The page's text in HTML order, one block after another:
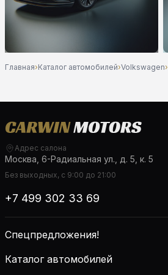
Главная›Каталог автомобилей›Volkswagen›
Адрес салона
Москва, 6-Радиальная ул., д. 5, к. 5
Без выходных, с 9:00 до 21:00
+7 499 302 33 69
Спецпредложения!
Каталог автомобилей